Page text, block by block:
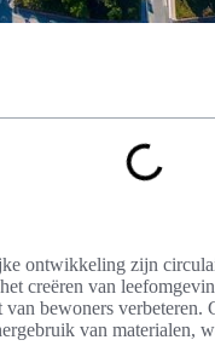
ontwikkeling zijn
creëren van
bewoners verbeteren.
van materialen,